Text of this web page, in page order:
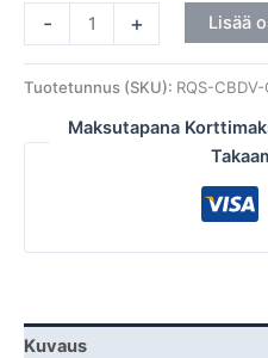
- + Lisää
Tuotetunnus (SKU): RQS-
Maksutapana
Kuvaus